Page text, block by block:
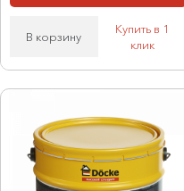
В корзину
Купить в 1
клик